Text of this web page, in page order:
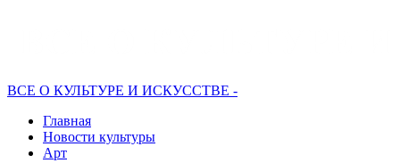
ВСЕ О КУЛЬТУРЕ И ИСКУССТВЕ -
Главная
Новости культуры
Арт